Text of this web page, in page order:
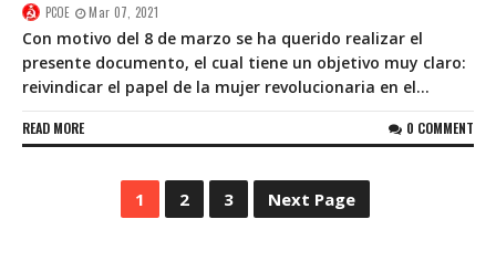
PCOE Mar 07, 2021
Con motivo del 8 de marzo se ha querido realizar el
presente documento, el cual tiene un objetivo muy claro:
reivindicar el papel de la mujer revolucionaria en el...
READ MORE 0 COMMENT
1 2 3 Next Page